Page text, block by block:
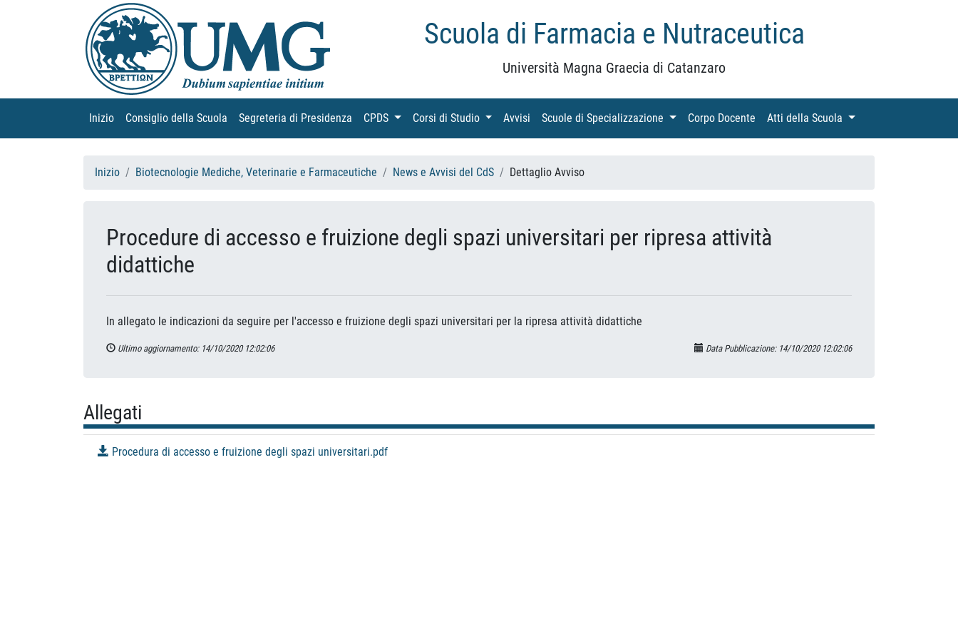
Scuola di Farmacia e Nutraceutica
Università Magna Graecia di Catanzaro
Inizio (current)
Consiglio della Scuola (current)
Segreteria di Presidenza (current)
CPDS (current)Corsi di Studio (current)
Avvisi (current)
Scuole di Specializzazione (current)Corpo Docente (current)
Atti della Scuola (current)
Inizio Biotecnologie Mediche, Veterinarie e Farmaceutiche News e Avvisi del CdS Dettaglio Avviso
Procedure di accesso e fruizione degli spazi universitari per ripresa attività
didattiche
In allegato le indicazioni da seguire per l'accesso e fruizione degli spazi universitari per la ripresa attività didattiche
Ultimo aggiornamento: 14/10/2020 12:02:06 Data Pubblicazione: 14/10/2020 12:02:06
Allegati
Procedura di accesso e fruizione degli spazi universitari.pdf